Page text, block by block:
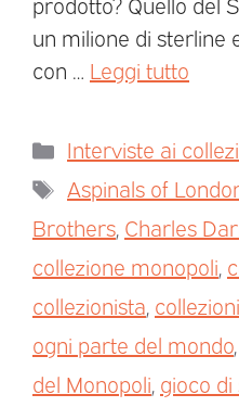
un milione di sterline
con … Leggi tutto
Interviste ai
Aspinals of
Brothers, Charles
collezione monopoli,
collezionista,
ogni parte del mondo,
del Monopoli, gioco di